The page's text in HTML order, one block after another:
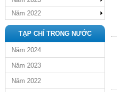
Năm 2022
TẠP CHÍ TRONG NƯỚC
Năm 2024
Năm 2023
Năm 2022